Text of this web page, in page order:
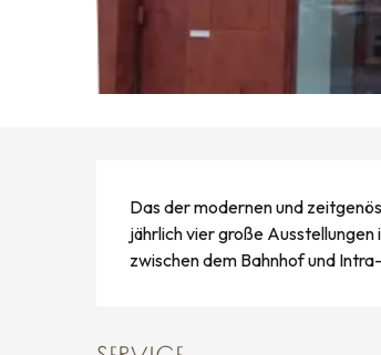
Das der modernen und
jährlich vier große
zwischen dem Bahnhof und